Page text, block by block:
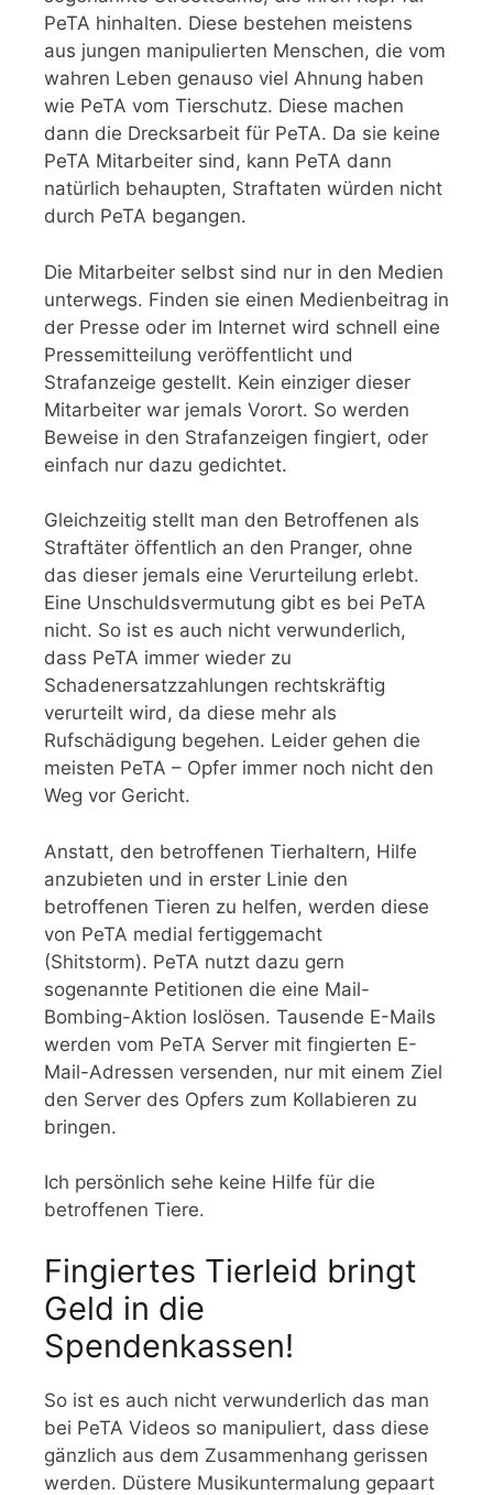
PeTA hinhalten. Diese bestehen meistens
aus jungen manipulierten Menschen, die vom
wahren Leben genauso viel Ahnung haben
wie PeTA vom Tierschutz. Diese machen
dann die Drecksarbeit für PeTA. Da sie keine
PeTA Mitarbeiter sind, kann PeTA dann
natürlich behaupten, Straftaten würden nicht
durch PeTA begangen.
Die Mitarbeiter selbst sind nur in den Medien
unterwegs. Finden sie einen Medienbeitrag in
der Presse oder im Internet wird schnell eine
Pressemitteilung veröffentlicht und
Strafanzeige gestellt. Kein einziger dieser
Mitarbeiter war jemals Vorort. So werden
Beweise in den Strafanzeigen fingiert, oder
einfach nur dazu gedichtet.
Gleichzeitig stellt man den Betroffenen als
Straftäter öffentlich an den Pranger, ohne
das dieser jemals eine Verurteilung erlebt.
Eine Unschuldsvermutung gibt es bei PeTA
nicht. So ist es auch nicht verwunderlich,
dass PeTA immer wieder zu
Schadenersatzzahlungen rechtskräftig
verurteilt wird, da diese mehr als
Rufschädigung begehen. Leider gehen die
meisten PeTA – Opfer immer noch nicht den
Weg vor Gericht.
Anstatt, den betroffenen Tierhaltern, Hilfe
anzubieten und in erster Linie den
betroffenen Tieren zu helfen, werden diese
von PeTA medial fertiggemacht
(Shitstorm). PeTA nutzt dazu gern
sogenannte Petitionen die eine Mail-
Bombing-Aktion loslösen. Tausende E-Mails
werden vom PeTA Server mit fingierten E-
Mail-Adressen versenden, nur mit einem Ziel
den Server des Opfers zum Kollabieren zu
bringen.
Ich persönlich sehe keine Hilfe für die
betroffenen Tiere.
Fingiertes Tierleid bringt
Geld in die
Spendenkassen!
So ist es auch nicht verwunderlich das man
bei PeTA Videos so manipuliert, dass diese
gänzlich aus dem Zusammenhang gerissen
werden. Düstere Musikuntermalung gepaart